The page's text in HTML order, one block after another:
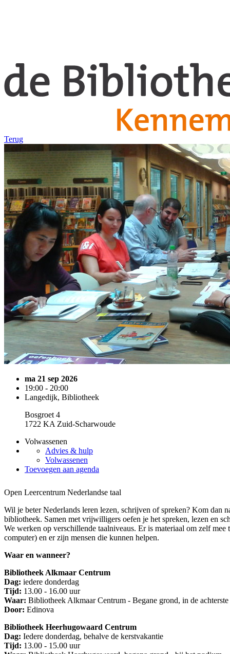
Terug
ma 21 sep 2026
19:00 - 20:00
Langedijk, Bibliotheek
Bosgroet 4
1722 KA Zuid-Scharwoude
Volwassenen
Advies & hulp
Volwassenen
Toevoegen aan agenda
Open Leercentrum Nederlandse taal
Wil je beter Nederlands leren lezen, schrijven of spreken? Kom dan
bibliotheek. Samen met vrijwilligers oefen je het spreken, lezen en
We werken op verschillende taalniveaus. Er is materiaal om zelf mee
computer) en er zijn mensen die kunnen helpen.
Waar en wanneer?
Bibliotheek Alkmaar Centrum
Dag: iedere donderdag
Tijd: 13.00 - 16.00 uur
Waar: Bibliotheek Alkmaar Centrum - Begane grond, in de
Door: Edinova
Bibliotheek Heerhugowaard Centrum
Dag: Iedere donderdag, behalve de kerstvakantie
Tijd: 13.00 - 15.00 uur